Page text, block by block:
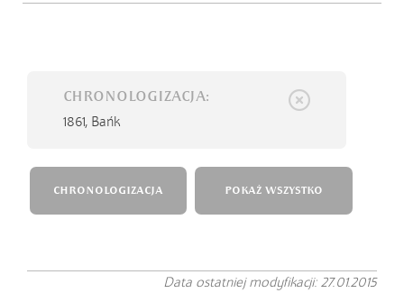
CHRONOLOGIZACJA:
1861, Bańk
CHRONOLOGIZACJA POKAŻ WSZYSTKO
Data ostatniej modyfikacji: 27.01.2015